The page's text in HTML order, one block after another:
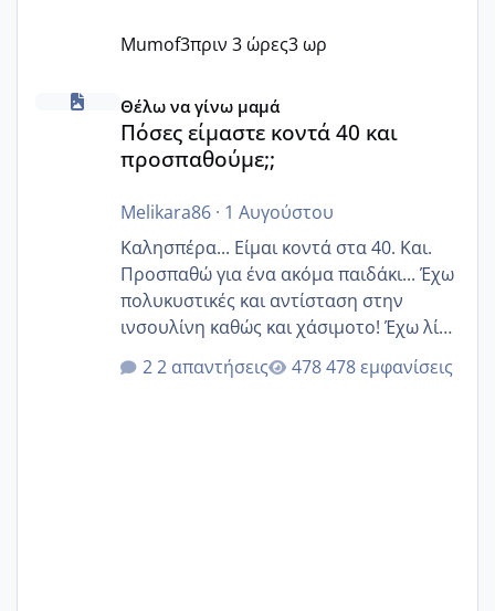
Mumof3πριν 3 ώρες3 ωρ
Πόσες είμαστε κοντά 40 και προσπαθούμε;;
Θέλω να γίνω μαμά
Πόσες είμαστε κοντά 40 και
προσπαθούμε;;
Melikara86· 1 Αυγούστου
Καλησπέρα... Είμαι κοντά στα 40. Και.
Προσπαθώ για ένα ακόμα παιδάκι... Έχω
πολυκυστικές και αντίσταση στην
ινσουλίνη καθώς και χάσιμοτο! Έχω λίγα
κιλά παραπάνω και όσο κ αν προσπαθώ
δεν χάνω εύκολα! Προσπαθώ για ακόμη
2 απαντήσεις 478 εμφανίσεις